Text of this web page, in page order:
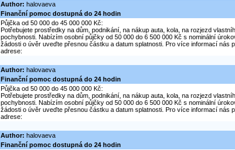
Author: halovaeva
Finanční pomoc dostupná do 24 hodin
Půjčka od 50 000 do 45 000 000 Kč:
Potřebujete prostředky na dům, podnikání, na nákup auta, kola, na rozjezd
pochybnosti. Nabízím osobní půjčky od 50 000 do 6 500 000 Kč s nominální
žádosti o úvěr uveďte přesnou částku a datum splatnosti. Pro více informací nás
adrese:
Author: halovaeva
Finanční pomoc dostupná do 24 hodin
Půjčka od 50 000 do 45 000 000 Kč:
Potřebujete prostředky na dům, podnikání, na nákup auta, kola, na rozjezd
pochybnosti. Nabízím osobní půjčky od 50 000 do 6 500 000 Kč s nominální
žádosti o úvěr uveďte přesnou částku a datum splatnosti. Pro více informací nás
adrese:
Author: halovaeva
Finanční pomoc dostupná do 24 hodin